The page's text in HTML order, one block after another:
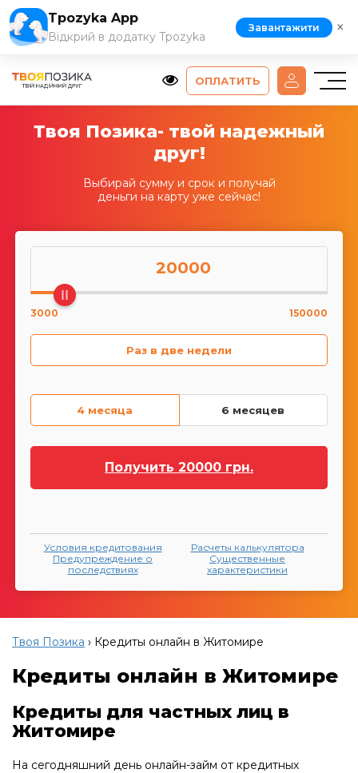
ОПЛАТИТЬ
Твоя Позика- твой надежный
друг!
Выбирай сумму и срок и получай
деньги на карту уже сейчас!
20000
3000 150000
Раз в две недели
4 месяца 6 месяцев
Получить 20000 грн.
Условия кредитования
Расчеты калькулятора
Предупреждение о
последствиях
Существенные
характеристики
Твоя Позика › Кредиты онлайн в Житомире
Кредиты онлайн в Житомире
Кредиты для частных лиц в
Житомире
На сегодняшний день онлайн-займ от кредитных
Tpozyka App
Відкрий в додатку Tpozyka
Завантажити ×